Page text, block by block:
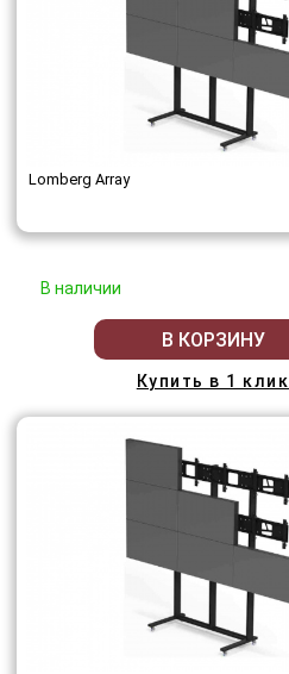
Lomberg Array
В наличии
В КОРЗИНУ
Купить в 1 клик